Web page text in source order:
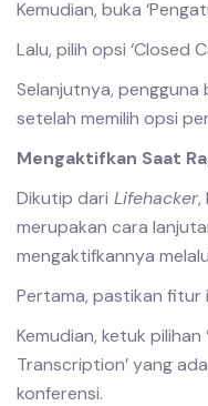
Kemudian, buka
Lalu, pilih opsi ‘Closed
Selanjutnya,
setelah memilih opsi
Mengaktifkan Saat
Dikutip dari Lifehacker,
merupakan cara
mengaktifkannya
Pertama, pastikan fitur
Kemudian, ketuk pilihan
Transcription’ yang
konferensi.